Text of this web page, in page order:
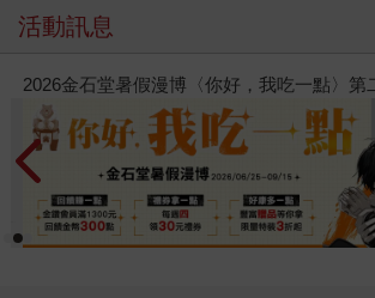
活動訊息
2026金石堂暑假漫博〈你好，我吃一點〉第